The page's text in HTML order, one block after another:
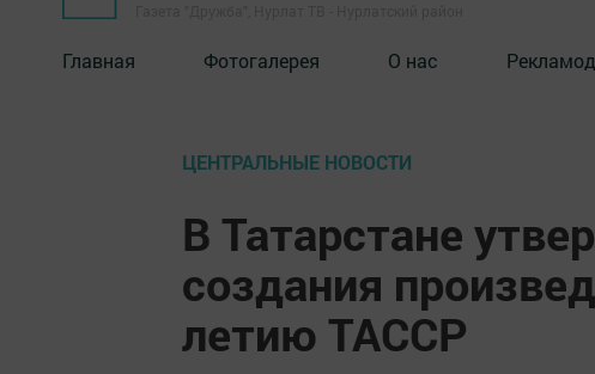
Главная Фотогалерея О нас
ЦЕНТРАЛЬНЫЕ НОВОСТИ
В Татарстане
создания
летию ТАССР